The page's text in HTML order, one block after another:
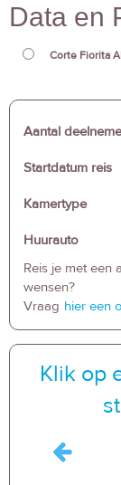
Data en
Corte Fiorita
Aantal
Startdatum reis
Kamertype
Huurauto
Reis je met een
wensen?
Vraag hier een
Klik op